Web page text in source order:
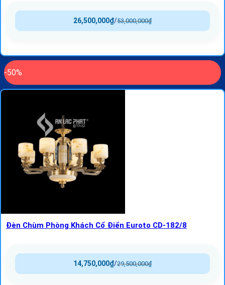
53,000,000₫
/
26,500,000₫
-50%
Đèn Chùm Phòng Khách Cổ Điển Euroto CD-182/8
29,500,000₫
/
14,750,000₫